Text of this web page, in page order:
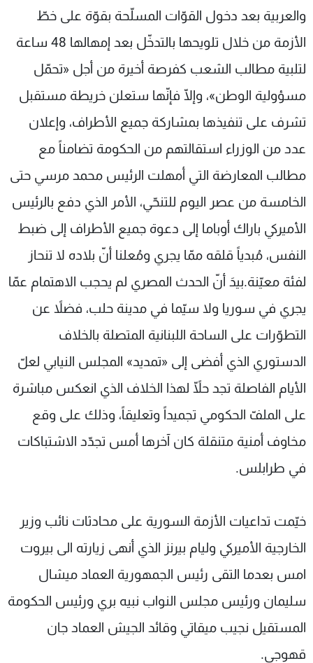
والعربية بعد دخول القوّات المسلّحة بقوّة على خطّ
الأزمة من خلال تلويحها بالتدخّل بعد إمهالها 48 ساعة
لتلبية مطالب الشعب كفرصة أخيرة من أجل «تحمّل
مسؤولية الوطن»، وإلّا فإنّها ستعلن خريطة مستقبل
تشرف على تنفيذها بمشاركة جميع الأطراف، وإعلان
عدد من الوزراء استقالتهم من الحكومة تضامناً مع
مطالب المعارضة التي أمهلت الرئيس محمد مرسي حتى
الخامسة من عصر اليوم للتنحّي، الأمر الذي دفع بالرئيس
الأميركي باراك أوباما إلى دعوة جميع الأطراف إلى ضبط
النفس، مُبدياً قلقه ممّا يجري ومُعلنا أنّ بلاده لا تنحاز
لفئة معيّنة.بيدَ أنّ الحدث المصري لم يحجب الاهتمام عمّا
يجري في سوريا ولا سيّما في مدينة حلب، فضلاً عن
التطوّرات على الساحة اللبنانية المتصلة بالخلاف
الدستوري الذي أفضى إلى «تمديد» المجلس النيابي لعلّ
الأيام الفاصلة تجد حلّاً لهذا الخلاف الذي انعكس مباشرة
على الملفّ الحكومي تجميداً وتعليقاً، وذلك على وقع
مخاوف أمنية متنقلة كان آخرها أمس تجدّد الاشتباكات
في طرابلس.
خيّمت تداعيات الأزمة السورية على محادثات نائب وزير
الخارجية الأميركي وليام بيرنز الذي أنهى زيارته الى بيروت
امس بعدما التقى رئيس الجمهورية العماد ميشال
سليمان ورئيس مجلس النواب نبيه بري ورئيس الحكومة
المستقيل نجيب ميقاتي وقائد الجيش العماد جان
قهوجي.
لاعلاناتكم
شروط الإسـتخدام
سياسة الخصوصية